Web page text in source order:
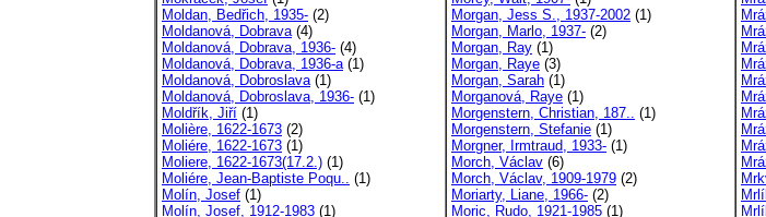
Moldan, Bedřich, 1935- (2)
Moldanová, Dobrava(4)
Moldanová, Dobrava, 1936- (4)
Moldanová, Dobrava, 1936-a(1)
Moldanová, Dobroslava(1)
Moldanová, Dobroslava, 1936- (1)
Moldřík, Jiří (1)
Molière, 1622-1673 (2)
Moliére, 1622-1673 (1)
Moliere, 1622-1673(17.2.) (1)
Moliére, Jean-Baptiste Poqu.. (1)
Molín, Josef (1)
Molín, Josef, 1912-1983 (1)
Morgan, Jess S., 1937-2002 (1)
Morgan, Marlo, 1937- (2)
Morgan, Ray (1)
Morgan, Raye (3)
Morgan, Sarah (1)
Morganová, Raye (1)
Morgenstern, Christian, 187.. (1)
Morgenstern, Stefanie (1)
Morgner, Irmtraud, 1933- (1)
Morch, Václav (6)
Morch, Václav, 1909-1979 (2)
Moriarty, Liane, 1966- (2)
Moric, Rudo, 1921-1985 (1)